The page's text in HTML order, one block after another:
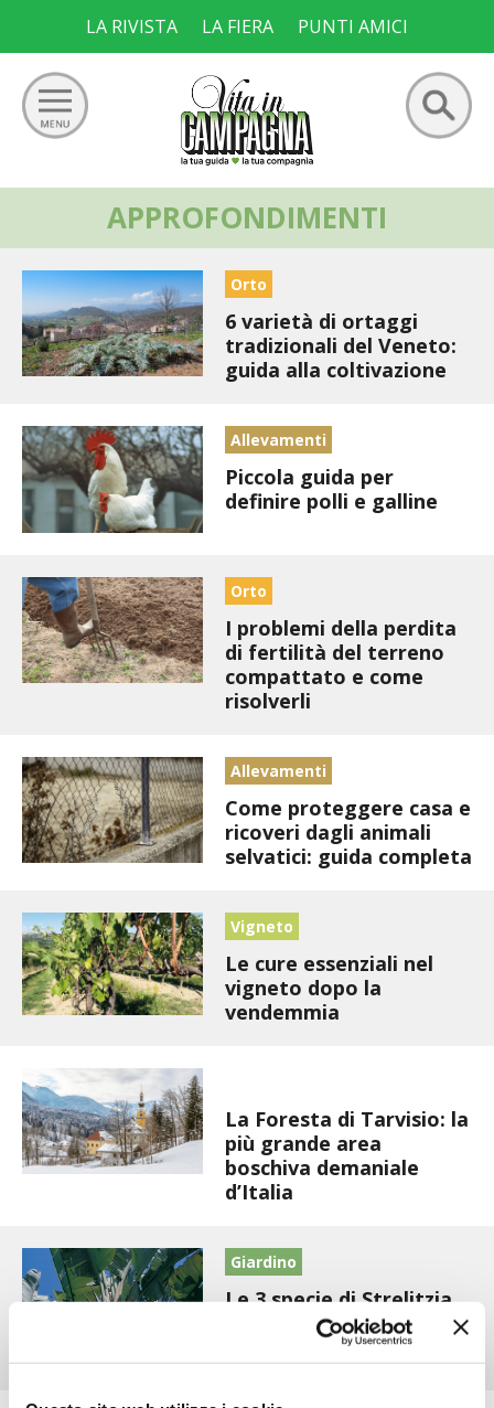
content
LA RIVISTA LA FIERA PUNTI AMICI
GIARDINO
ORTO
FRUTTETO
VIGNETO
ALLEVAMENTI
BIODIVERSITÀ
PRODOTTI
FARFALLE DELLA CAMPAGNA
STORIE DEI LETTORI
CONSERVARE LA FRUTTA
FACEM
STIHL
NOCCIOLA DI CALABRIA
PELLENC
SCONTI NOVEMBRE
HUSQVARNA
APPROFONDIMENTI
Orto
6 varietà di ortaggi
tradizionali del Veneto:
guida alla coltivazione
Allevamenti
Piccola guida per
definire polli e galline
Orto
I problemi della perdita
di fertilità del terreno
compattato e come
risolverli
Allevamenti
Come proteggere casa e
ricoveri dagli animali
selvatici: guida completa
Vigneto
Le cure essenziali nel
vigneto dopo la
vendemmia
La Foresta di Tarvisio: la
più grande area
boschiva demaniale
d’Italia
Giardino
Le 3 specie di Strelitzia
più note e coltivate